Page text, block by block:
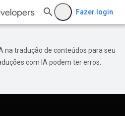
Fazer login
na tradução de conteúdos para seu
com IA podem ter erros.